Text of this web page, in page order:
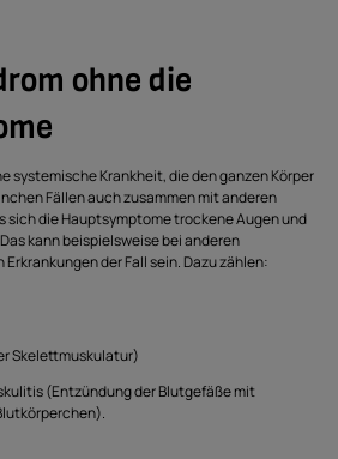
ohne die
systemische Krankheit, die den ganzen Körper
Fällen auch zusammen mit anderen
sich die Hauptsymptome trockene Augen und
kann beispielsweise bei anderen
der Fall sein. Dazu zählen:
Skelettmuskulatur)
(Entzündung der Blutgefäße mit